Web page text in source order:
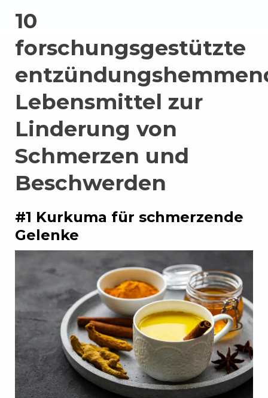
10
forschungsgestützte
Lebensmittel zur
Linderung von
Schmerzen und
Beschwerden
#1 Kurkuma für schmerzende
Gelenke